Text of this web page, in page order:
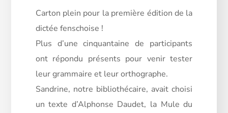
Carton plein pour la première édition de la
dictée fenschoise !
Plus d’une cinquantaine de participants
ont répondu présents pour venir tester
leur grammaire et leur orthographe.
Sandrine, notre bibliothécaire, avait choisi
un texte d’Alphonse Daudet, la Mule du